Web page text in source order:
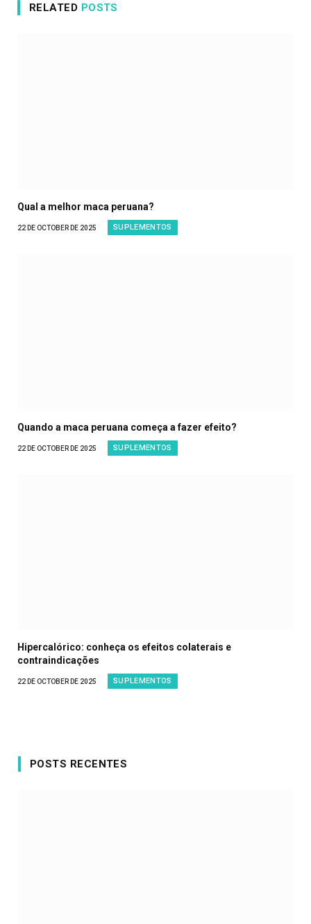
RELATED POSTS
Qual a melhor maca peruana?
22 DE OCTOBER DE 2025 SUPLEMENTOS
Quando a maca peruana começa a fazer efeito?
22 DE OCTOBER DE 2025 SUPLEMENTOS
Hipercalórico: conheça os efeitos colaterais e
contraindicações
22 DE OCTOBER DE 2025 SUPLEMENTOS
POSTS RECENTES